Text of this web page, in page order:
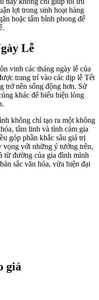
lợi trong sinh hoạt hàng
hoặc tấm bình phong để
Lễ
vinh các tháng ngày lễ của
trang trí vào các dịp lễ Tết
trở nên sống động hơn. Sử
khác để biểu hiện lòng
không chỉ tạo ra một không
tâm linh và tình cảm gia
góp phần khắc sâu giá trị
với những ý tưởng trên,
từ đường của gia đình mình
sắc văn hóa, vừa hiện đại
giá